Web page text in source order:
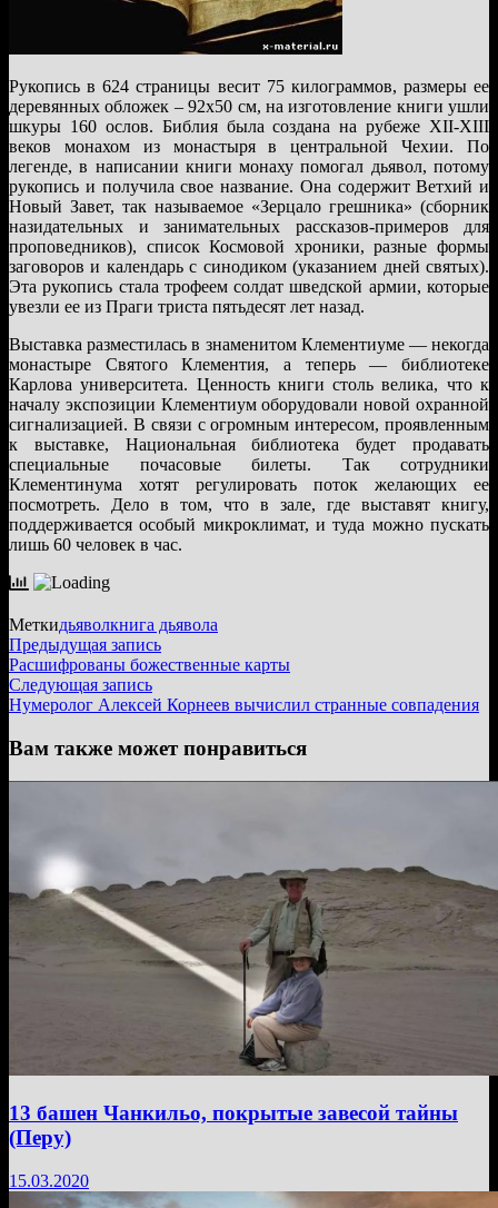
Рукопись в 624 страницы весит 75 килограммов, размеры ее
деревянных обложек – 92х50 см, на изготовление книги ушли
шкуры 160 ослов. Библия была создана на рубеже XII-XIII
веков монахом из монастыря в центральной Чехии. По
легенде, в написании книги монаху помогал дьявол, потому
рукопись и получила свое название. Она содержит Ветхий и
Новый Завет, так называемое «Зерцало грешника» (сборник
назидательных и занимательных рассказов-примеров для
проповедников), список Космовой хроники, разные формы
заговоров и календарь с синодиком (указанием дней святых).
Эта рукопись стала трофеем солдат шведской армии, которые
увезли ее из Праги триста пятьдесят лет назад.
Выставка разместилась в знаменитом Клементиуме — некогда
монастыре Святого Клементия, а теперь — библиотеке
Карлова университета. Ценность книги столь велика, что к
началу экспозиции Клементиум оборудовали новой охранной
сигнализацией. В связи с огромным интересом, проявленным
к выставке, Национальная библиотека будет продавать
специальные почасовые билеты. Так сотрудники
Клементинума хотят регулировать поток желающих ее
посмотреть. Дело в том, что в зале, где выставят книгу,
поддерживается особый микроклимат, и туда можно пускать
лишь 60 человек в час.
Меткидьяволкнига дьявола
Навигация
по
записям
Предыдущая записьПредыдущая
запись:
Расшифрованы божественные карты
Следующая записьСледующая
запись:
Нумеролог Алексей Корнеев вычислил странные совпадения
Вам также может понравиться
13 башен Чанкильо, покрытые завесой тайны
(Перу)
15.03.2020